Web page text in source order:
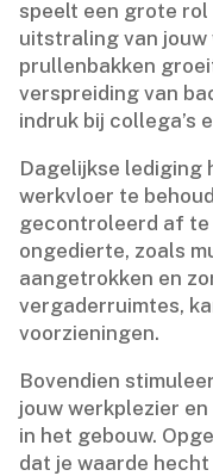
speelt een grote rol
uitstraling van
prullenbakken
verspreiding van
indruk bij collega’s
Dagelijkse lediging
werkvloer te
gecontroleerd af te
ongedierte, zoals
aangetrokken en
vergaderruimtes,
voorzieningen.​
Bovendien
jouw werkplezier
in het gebouw.​
dat je waarde